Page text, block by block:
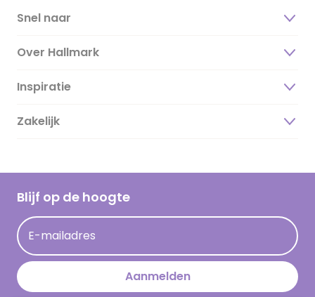
Snel naar
Over Hallmark
Over ons
Duurzaamheid
Hallmark Kaartclub
Acties
Persberichten
Hallmark en Kinderpostzegels
Inspiratie
Magazine
Cadeau inspiratie
Kaartinspiratie
Zakelijk
Blijf op de hoogte
E-mailadres
Aanmelden